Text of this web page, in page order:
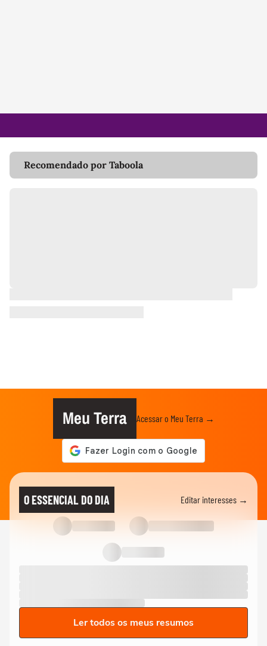
Recomendado por Taboola
Meu Terra Acessar o Meu Terra →
O ESSENCIAL DO DIA Editar interesses →
Ler todos os meus resumos